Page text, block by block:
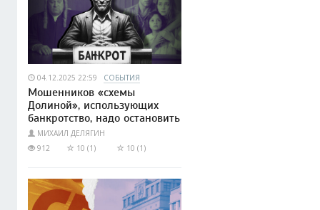
04.12.2025 22:59 СОБЫТИЯ
Мошенников «схемы
Долиной», использующих
банкротство, надо остановить
МИХАИЛ ДЕЛЯГИН
912
10 (1) 10 (1)